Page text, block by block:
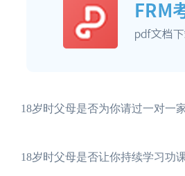
18岁时父母是否为你请过一对一
18岁时父母是否让你持续学习功